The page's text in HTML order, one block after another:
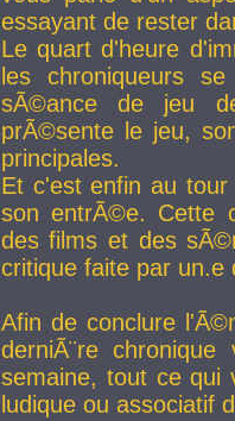
essayant de rester
Le quart d'heure
les chroniqueurs
sÃ©ance de jeu
prÃ©sente le jeu,
principales.
Et c'est enfin au
son entrÃ©e. Cette
des films et des
critique faite par
Afin de conclure
derniÃ¨re
semaine, tout ce qui
ludique ou associatif